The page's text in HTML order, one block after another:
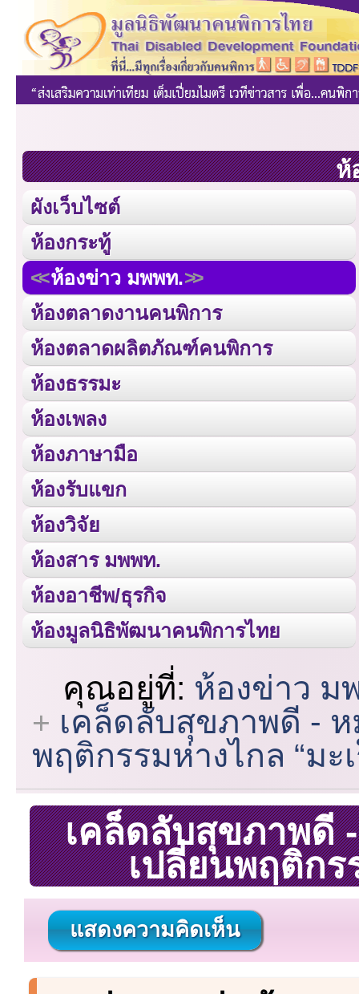
ห้
ผังเว็บไซต์
ห้องกระทู้
ห้องข่าว มพพท.
ห้องตลาดงานคนพิการ
ห้องตลาดผลิตภัณฑ์คนพิการ
ห้องธรรมะ
ห้องเพลง
ห้องภาษามือ
ห้องรับแขก
ห้องวิจัย
ห้องสาร มพพท.
ห้องอาชีพ/ธุรกิจ
ห้องมูลนิธิพัฒนาคนพิการไทย
คุณอยู่ที่: ห้องข่าว ม
เคล็ดลับสุขภาพดี -
พฤติกรรมห่างไกล “มะเ
เคล็ดลับสุขภาพดี
เปลี่ยนพฤติกร
แสดงความคิดเห็น